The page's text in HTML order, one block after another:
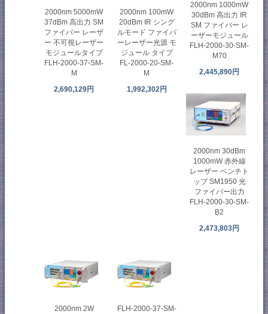
2000nm 5000mW
37dBm 高出力 SM
ファイバー レーザ
ー 不可視レーザー
モジュールタイプ
FLH-2000-37-SM-
M
2,690,129円
2000nm 100mW
20dBm IR シング
ルモード ファイバ
ーレーザー光源 モ
ジュール タイプ
FL-2000-20-SM-
M
1,992,302円
2000nm 1000mW
30dBm 高出力 IR
SM ファイバー レ
ーザーモジュール
FLH-2000-30-SM-
M70
2,445,890円
2000nm 30dBm
1000mW 赤外線
レーザー ベンチト
ップ SM1950 光
ファイバー出力
FLH-2000-30-SM-
B2
2,473,803円
2000nm 2W
FLH-2000-37-SM-